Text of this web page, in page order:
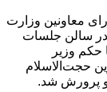
معاونین وزارت
۱۸ اسفندماه، در سالن جلسات
حکم وزیر
حجت‌الاسلام
و پرورش شد.